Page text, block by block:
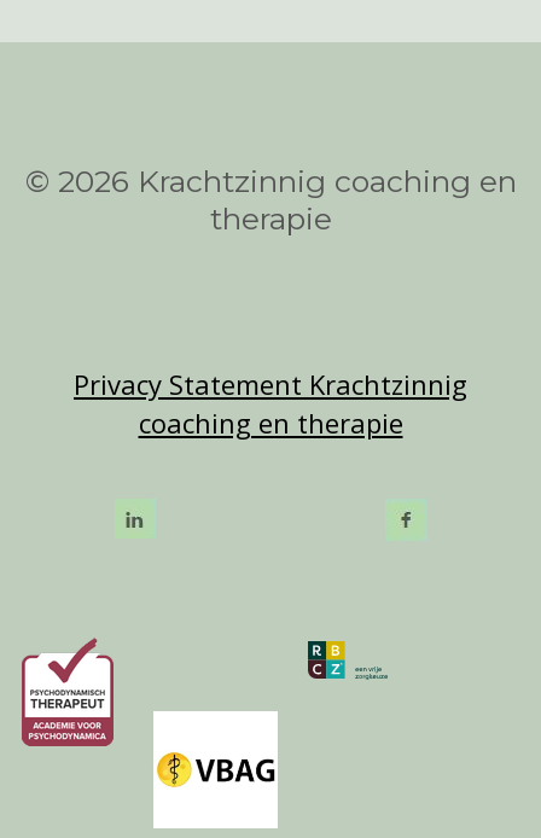
© 2026 Krachtzinnig coaching en
therapie
Privacy Statement Krachtzinnig
coaching en therapie